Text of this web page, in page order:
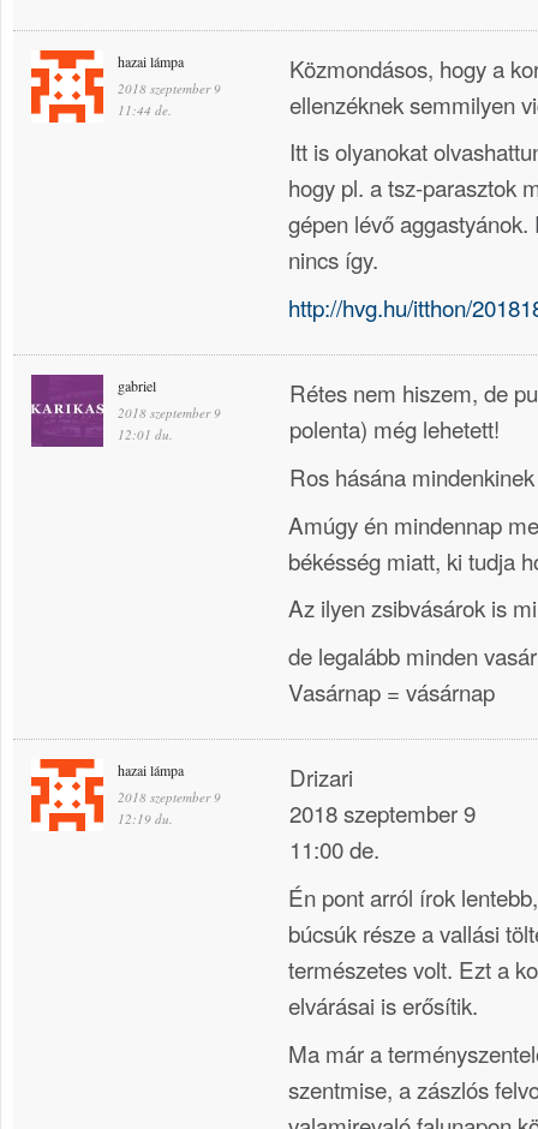
hazai lámpa
2018 szeptember 9
11:44 de.
Közmondásos, hogy a
ellenzéknek semmilyen
Itt is olyanokat
hogy pl. a tsz-parasztok
gépen lévő
nincs így.
http://hvg.hu/itthon/
gabriel
2018 szeptember 9
12:01 du.
Rétes nem hiszem, de
polenta) még lehetett!
Ros hásána
Amúgy én mindennap
békésség miatt, ki tudja
Az ilyen zsibvásárok is
de legalább minden
Vasárnap = vásárnap
hazai lámpa
2018 szeptember 9
12:19 du.
Drizari
2018 szeptember 9
11:00 de.
Én pont arról írok
búcsúk része a vallási
természetes volt. Ezt a
elvárásai is erősítik.
Ma már a
szentmise, a zászlós